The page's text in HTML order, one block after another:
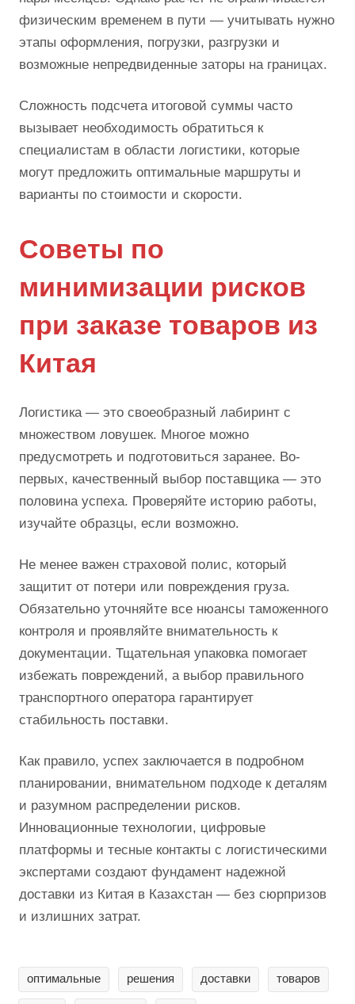
физическим временем в пути — учитывать нужно
этапы оформления, погрузки, разгрузки и
возможные непредвиденные заторы на границах.
Сложность подсчета итоговой суммы часто
вызывает необходимость обратиться к
специалистам в области логистики, которые
могут предложить оптимальные маршруты и
варианты по стоимости и скорости.
Советы по
минимизации рисков
при заказе товаров из
Китая
Логистика — это своеобразный лабиринт с
множеством ловушек. Многое можно
предусмотреть и подготовиться заранее. Во-
первых, качественный выбор поставщика — это
половина успеха. Проверяйте историю работы,
изучайте образцы, если возможно.
Не менее важен страховой полис, который
защитит от потери или повреждения груза.
Обязательно уточняйте все нюансы таможенного
контроля и проявляйте внимательность к
документации. Тщательная упаковка помогает
избежать повреждений, а выбор правильного
транспортного оператора гарантирует
стабильность поставки.
Как правило, успех заключается в подробном
планировании, внимательном подходе к деталям
и разумном распределении рисков.
Инновационные технологии, цифровые
платформы и тесные контакты с логистическими
экспертами создают фундамент надежной
доставки из Китая в Казахстан — без сюрпризов
и излишних затрат.
оптимальные решения доставки товаров